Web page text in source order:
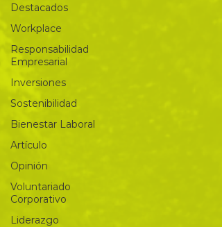
Destacados
Workplace
Responsabilidad
Empresarial
Inversiones
Sostenibilidad
Bienestar Laboral
Artículo
Opinión
Voluntariado
Corporativo
Liderazgo